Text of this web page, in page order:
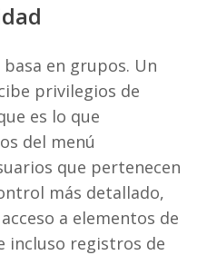
en grupos. Un
privilegios de
es lo que
del menú
que pertenecen
más detallado,
a elementos de
incluso registros de